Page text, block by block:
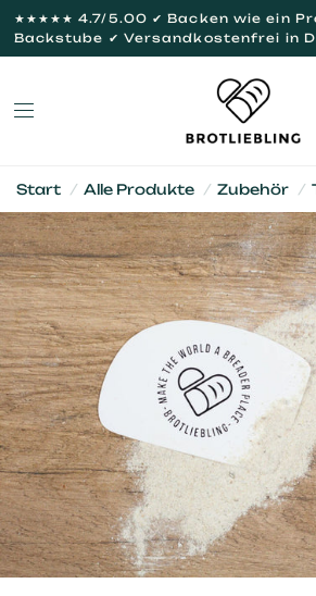
★★★★★ 4.7/5.00 ✔ Backen wie ein
Backstube ✔ Versandkostenfrei in
Start / Alle Produkte / Zubehör /